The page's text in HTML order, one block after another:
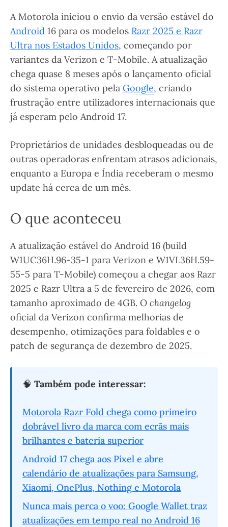
A Motorola iniciou o envio da versão estável do
Android 16 para os modelos Razr 2025 e Razr
Ultra nos Estados Unidos, começando por
variantes da Verizon e T-Mobile. A atualização
chega quase 8 meses após o lançamento oficial
do sistema operativo pela Google, criando
frustração entre utilizadores internacionais que
já esperam pelo Android 17.
Proprietários de unidades desbloqueadas ou de
outras operadoras enfrentam atrasos adicionais,
enquanto a Europa e Índia receberam o mesmo
update há cerca de um mês.
O que aconteceu
A atualização estável do Android 16 (build
W1UC36H.96-35-1 para Verizon e W1VL36H.59-
55-5 para T-Mobile) começou a chegar aos Razr
2025 e Razr Ultra a 5 de fevereiro de 2026, com
tamanho aproximado de 4GB. O changelog
oficial da Verizon confirma melhorias de
desempenho, otimizações para foldables e o
patch de segurança de dezembro de 2025.
🧠 Também pode interessar:
Motorola Razr Fold chega como primeiro
dobrável livro da marca com ecrãs mais
brilhantes e bateria superior
Android 17 chega aos Pixel e abre
calendário de atualizações para Samsung,
Xiaomi, OnePlus, Nothing e Motorola
Nunca mais perca o voo: Google Wallet traz
atualizações em tempo real no Android 16